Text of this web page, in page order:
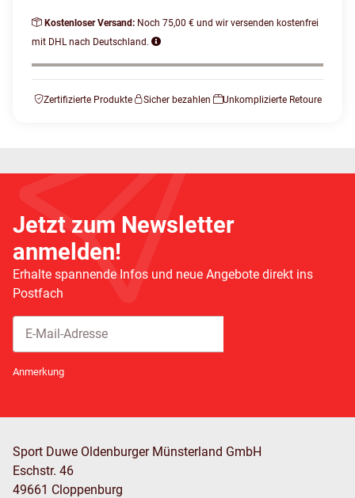
Kostenloser Versand: Noch 75,00 € und wir versenden kostenfrei
mit DHL nach Deutschland.
Zertifizierte Produkte Sicher bezahlen Unkomplizierte Retoure
Jetzt zum Newsletter
anmelden!
Erhalte spannende Infos und neue Angebote direkt ins
Postfach
Anmerkung
Sport Duwe Oldenburger Münsterland GmbH
Eschstr. 46
49661 Cloppenburg